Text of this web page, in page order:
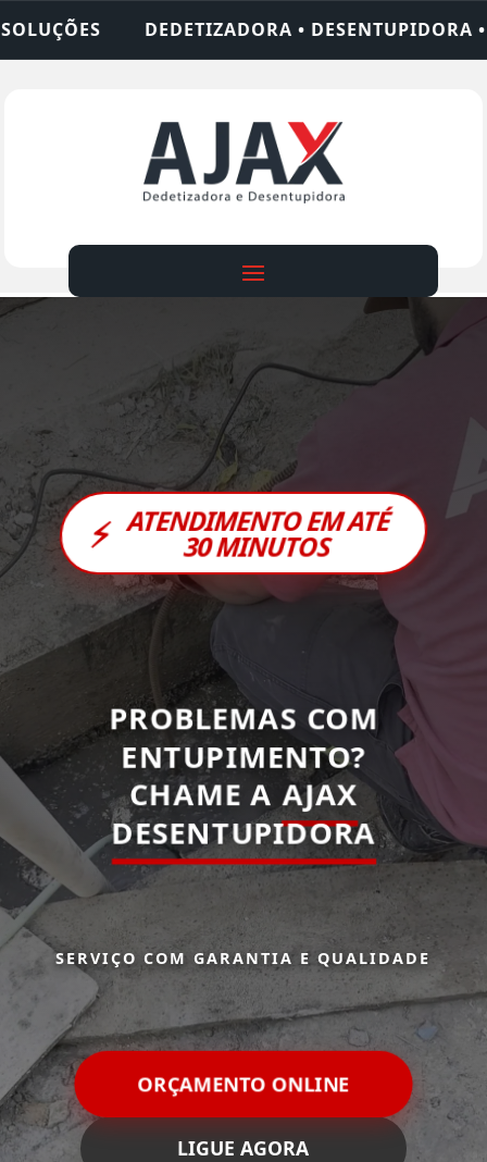
• DESENTUPIDORA • LIMPEZA DE FOSSA •
⚡ ATENDIMENTO EM ATÉ
30 MINUTOS
PROBLEMAS COM
ENTUPIMENTO?
CHAME A AJAX
DESENTUPIDORA
SERVIÇO COM GARANTIA E QUALIDADE
ORÇAMENTO ONLINE
LIGUE AGORA